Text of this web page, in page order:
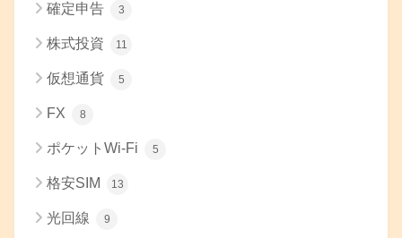
確定申告 3
株式投資 11
仮想通貨 5
FX 8
ポケットWi-Fi 5
格安SIM 13
光回線 9